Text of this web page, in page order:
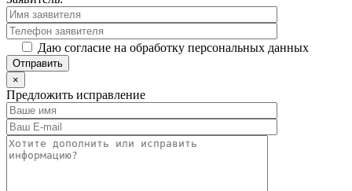
Даю согласие на обработку персональных данных
×
Предложить исправление